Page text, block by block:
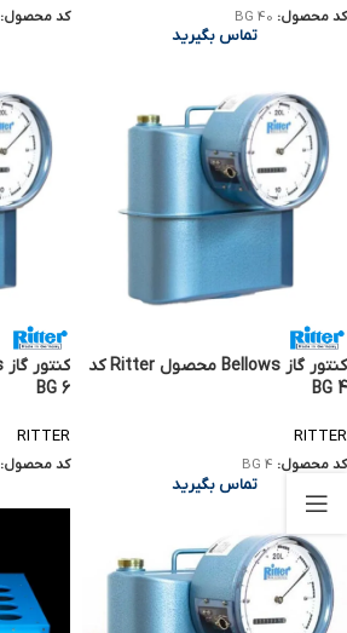
کد محصول: BG 40
تماس بگیرید
کد محصول:
کنتور گاز Bellows محصول Ritter کد
BG 4
RITTER
کد محصول: BG 4
تماس بگیرید
BG 6
RITTER
کد محصول: